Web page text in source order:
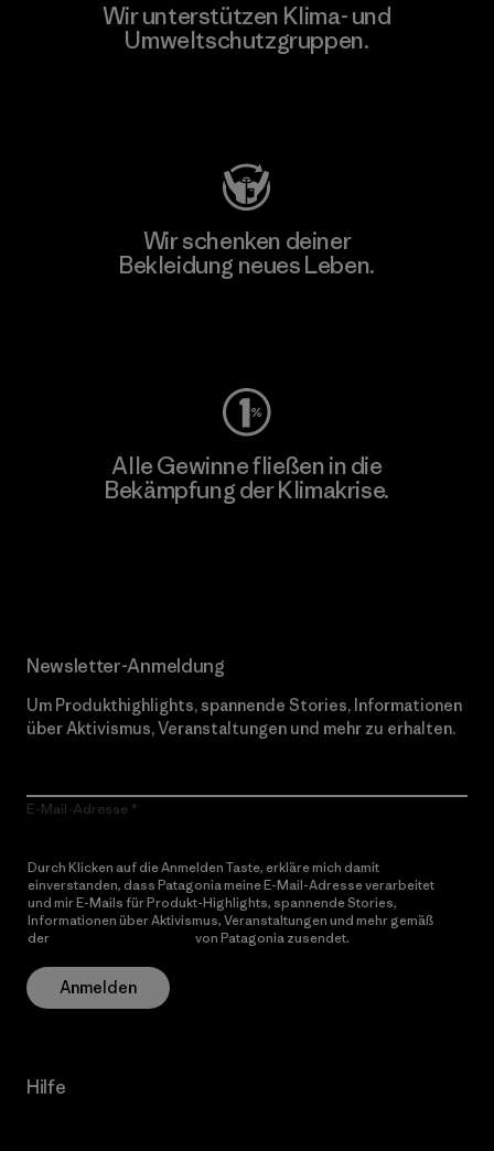
Wir unterstützen Klima- und
Umweltschutzgruppen.
Wir schenken deiner
Bekleidung neues Leben.
Alle Gewinne fließen in die
Bekämpfung der Klimakrise.
Newsletter-Anmeldung
Um Produkthighlights, spannende Stories, Informationen
über Aktivismus, Veranstaltungen und mehr zu erhalten.
E-Mail-Adresse
Durch Klicken auf die Anmelden Taste, erkläre mich damit
einverstanden, dass Patagonia meine E-Mail-Adresse verarbeitet
und mir E-Mails für Produkt-Highlights, spannende Stories,
Informationen über Aktivismus, Veranstaltungen und mehr gemäß
der
von Patagonia zusendet.
Anmelden
Hilfe